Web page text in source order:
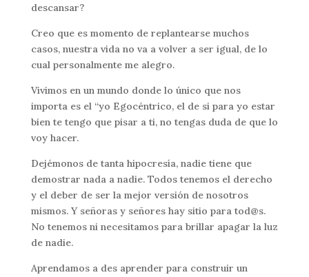
descansar?
Creo que es momento de replantearse muchos
casos, nuestra vida no va a volver a ser igual, de lo
cual personalmente me alegro.
Vivimos en un mundo donde lo único que nos
importa es el “yo Egocéntrico, el de si para yo estar
bien te tengo que pisar a ti, no tengas duda de que lo
voy hacer.
Dejémonos de tanta hipocresía, nadie tiene que
demostrar nada a nadie. Todos tenemos el derecho
y el deber de ser la mejor versión de nosotros
mismos. Y señoras y señores hay sitio para tod@s.
No tenemos ni necesitamos para brillar apagar la luz
de nadie.
Aprendamos a des aprender para construir un